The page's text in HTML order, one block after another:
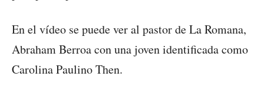
En el vídeo se puede ver al pastor de La Romana,
Abraham Berroa con una joven identificada como
Carolina Paulino Then.